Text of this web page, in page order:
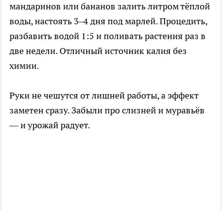
мандаринов или бананов залить литром тёплой
воды, настоять 3–4 дня под марлей. Процедить,
разбавить водой 1:5 и поливать растения раз в
две недели. Отличный источник калия без
химии.
Руки не чешутся от лишней работы, а эффект
заметен сразу. Забыли про слизней и муравьёв
— и урожай радует.